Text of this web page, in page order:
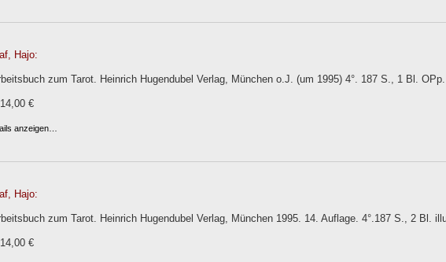
Hajo:
zum Tarot. Heinrich Hugendubel Verlag, München o.J. (um 1995) 4°. 187 S., 1 Bl. OPp.
€
anzeigen…
Hajo:
zum Tarot. Heinrich Hugendubel Verlag, München 1995. 14. Auflage. 4°.187 S., 2 Bl.
€